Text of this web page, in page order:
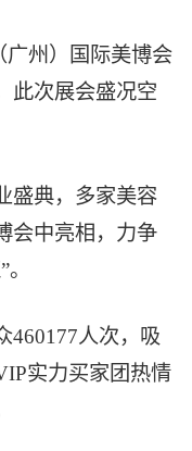
广州）国际美博会
此次展会盛况空
盛典，多家美容
会中亮相，力争
460177人次，吸
实力买家团热情